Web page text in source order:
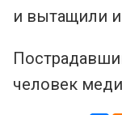
и вытащили
человек